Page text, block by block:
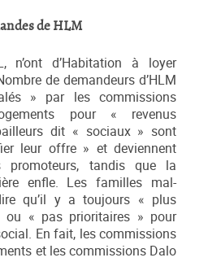
de HLM
n’ont d’Habitation à loyer
de demandeurs d’HLM
» par les commissions
pour « revenus
dit « sociaux » sont
leur offre » et deviennent
promoteurs, tandis que la
enfle. Les familles mal-
qu’il y a toujours « plus
ou « pas prioritaires » pour
En fait, les commissions
et les commissions Dalo